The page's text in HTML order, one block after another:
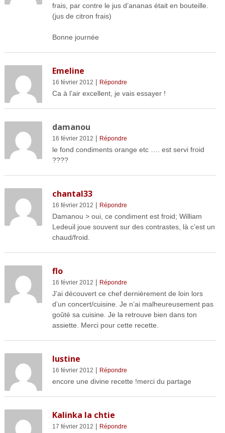
frais, par contre le jus d’ananas était en bouteille.
(jus de citron frais)
Bonne journée
Emeline
16 février 2012 | Répondre
Ca à l’air excellent, je vais essayer !
damanou
16 février 2012 | Répondre
le fond condiments orange etc …. est servi froid
????
chantal33
16 février 2012 | Répondre
Damanou > oui, ce condiment est froid; William
Ledeuil joue souvent sur des contrastes, là c’est un
chaud/froid.
flo
16 février 2012 | Répondre
J’ai découvert ce chef dernièrement de loin lors
d’un concert/cuisine. Je n’ai malheureusement pas
goûté sa cuisine. Je la retrouve bien dans ton
assiette. Merci pour cette recette.
lustine
16 février 2012 | Répondre
encore une divine recette !merci du partage
Kalinka la chtie
17 février 2012 | Répondre